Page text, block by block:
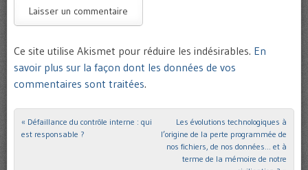
Ce site utilise Akismet pour réduire les indésirables. En
savoir plus sur la façon dont les données de vos
commentaires sont traitées.
Post navigation
« Défaillance du contrôle interne : qui
est responsable ?
Les évolutions technologiques à
l’origine de la perte programmée de
nos fichiers, de nos données… et à
terme de la mémoire de notre